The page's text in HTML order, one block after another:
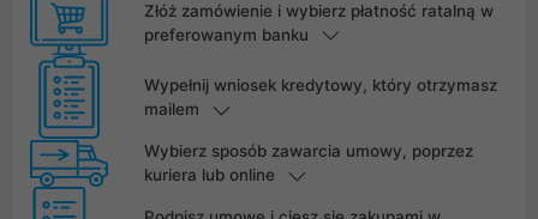
Złóż zamówienie i wybierz płatność ratalną w
preferowanym banku
Wypełnij wniosek kredytowy, który otrzymasz
mailem
Wybierz sposób zawarcia umowy, poprzez
kuriera lub online